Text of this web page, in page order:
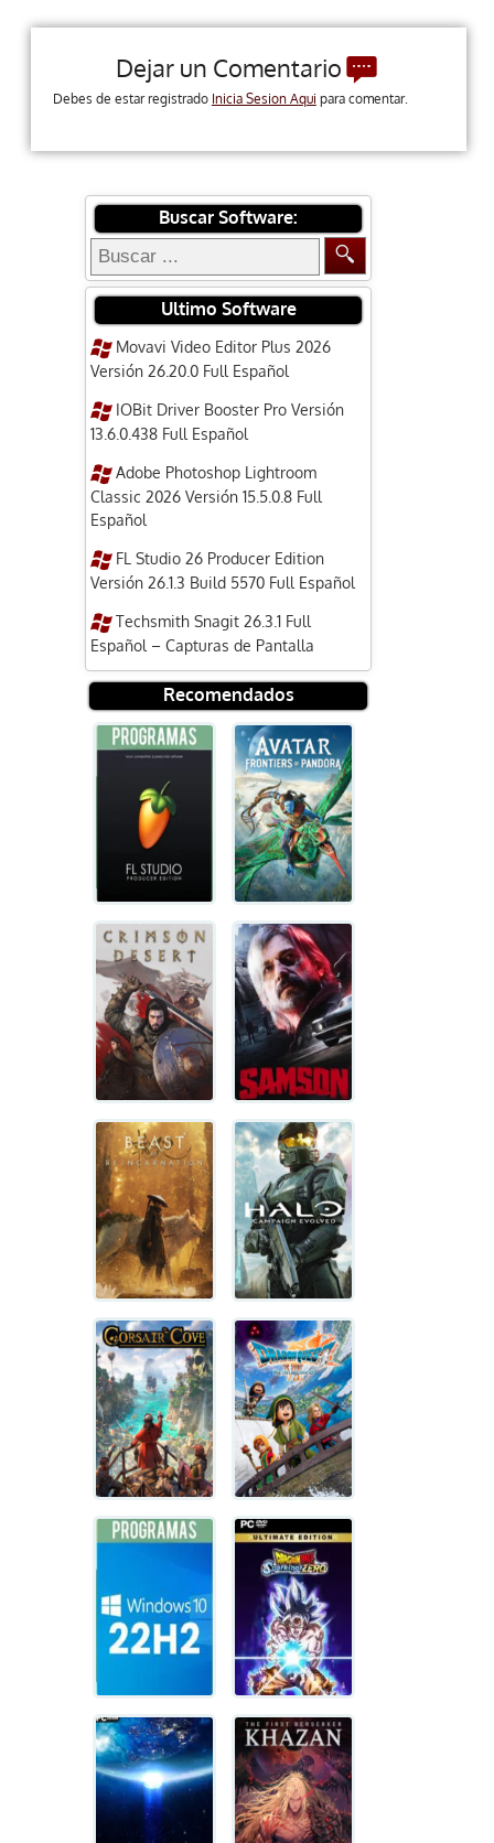
Dejar un Comentario
Debes de estar registrado Inicia Sesion Aqui para comentar.
Buscar Software:
Ultimo Software
Movavi Video Editor Plus 2026
Versión 26.20.0 Full Español
IOBit Driver Booster Pro Versión
13.6.0.438 Full Español
Adobe Photoshop Lightroom
Classic 2026 Versión 15.5.0.8 Full
Español
FL Studio 26 Producer Edition
Versión 26.1.3 Build 5570 Full Español
Techsmith Snagit 26.3.1 Full
Español – Capturas de Pantalla
Recomendados